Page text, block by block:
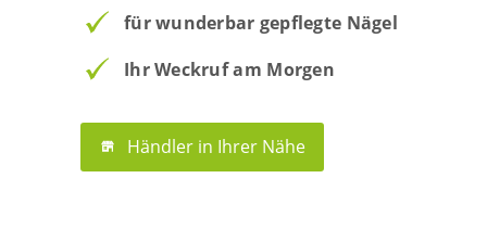
für wunderbar gepflegte Nägel
Ihr Weckruf am Morgen
Händler in Ihrer Nähe